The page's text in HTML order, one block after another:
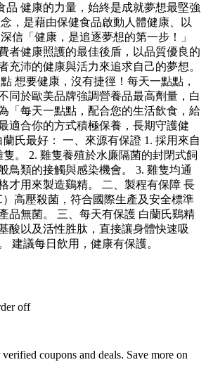
品 健康的力量，始終是成就夢想最堅強
，是藉由保健食品啟動人體健康、以
信「健康，是追逐夢想的第一步！」
者健康照護的最佳後盾，以品質優良的
充沛的健康與活力來追求自己的夢想。
想要健康，沒有捷徑！每天一點點，
同於歐美品牌強調營養品最高劑量，白
「每天一點點，配合您的生活飲食，給
適合你的方式­積極保養，長期守護健
蘭氏最好： 一、來源有保證 1. 採用來自
。 2. 雞隻養殖於水廉隔菌的封閉式飼
鳥類的接觸與感染機會。 3. 雞隻均通
才用來製造鷄精。 二、製程有保障 長
高壓殺菌，符合國際生產及安全標準
品無菌。 三、每天有保護 白蘭氏鷄精
酸以及活性胜肽，直接讓身體快速吸
建議每日飲用，健康有保護。
off
coupons and deals. Save more on